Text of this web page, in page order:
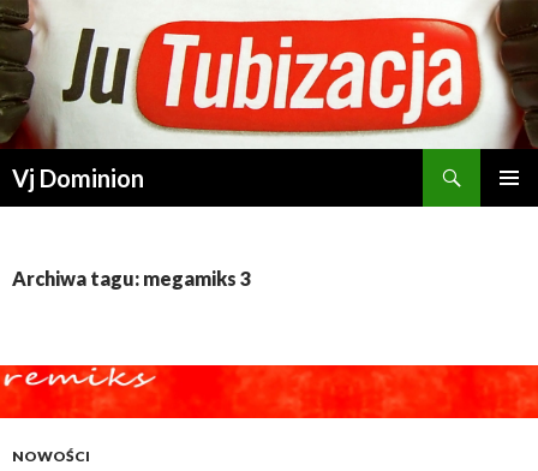
Vj Dominion
Szukaj
PRZESKOCZ DO TREŚCI
Archiwa tagu: megamiks 3
NOWOŚCI